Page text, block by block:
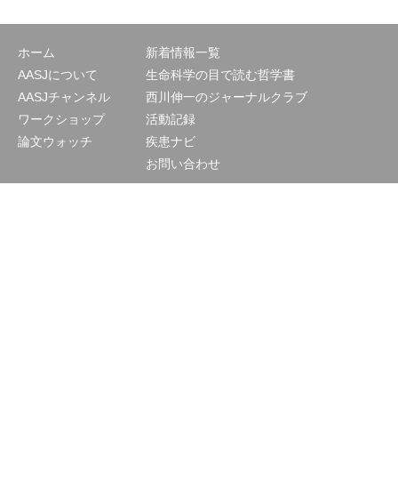
ホーム
AASJについて
AASJチャンネル
ワークショップ
論文ウォッチ
新着情報一覧
生命科学の目で読む哲学書
西川伸一のジャーナルクラブ
活動記録
疾患ナビ
お問い合わせ